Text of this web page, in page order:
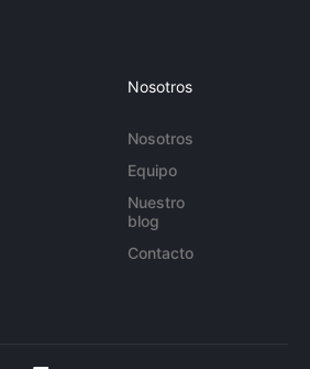
Nosotros
Nosotros
Equipo
Nuestro
blog
Contacto